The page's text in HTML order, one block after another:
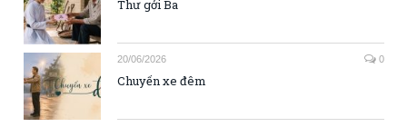
Thư gởi Ba
20/06/2026 0
Chuyến xe đêm